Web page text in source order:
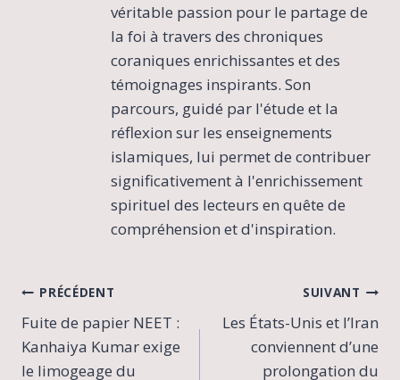
véritable passion pour le partage de
la foi à travers des chroniques
coraniques enrichissantes et des
témoignages inspirants. Son
parcours, guidé par l'étude et la
réflexion sur les enseignements
islamiques, lui permet de contribuer
significativement à l'enrichissement
spirituel des lecteurs en quête de
compréhension et d'inspiration.
Navigation
de
l’article
PRÉCÉDENT
Fuite de papier NEET :
Kanhaiya Kumar exige
le limogeage du
SUIVANT
Les États-Unis et l’Iran
conviennent d’une
prolongation du